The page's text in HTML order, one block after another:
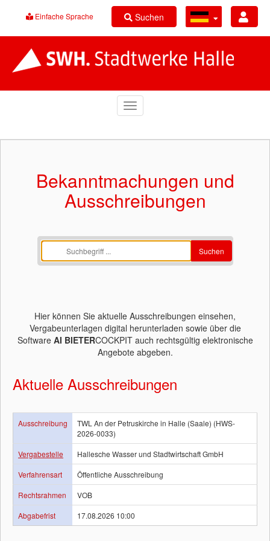
Einfache Sprache Suchen
Bekanntmachungen und
Ausschreibungen
Hier können Sie aktuelle Ausschreibungen einsehen,
Vergabeunterlagen digital herunterladen sowie über die
Software AI BIETERCOCKPIT auch rechtsgültig elektronische
Angebote abgeben.
Aktuelle Ausschreibungen
Ausschreibung
TWL An der Petruskirche in Halle (Saale) (HWS-
2026-0033)
Vergabestelle
Hallesche Wasser und Stadtwirtschaft GmbH
Verfahrensart
Öffentliche Ausschreibung
Rechtsrahmen
VOB
Abgabefrist
17.08.2026 10:00